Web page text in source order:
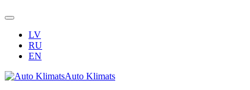
LV
RU
EN
Auto Klimats